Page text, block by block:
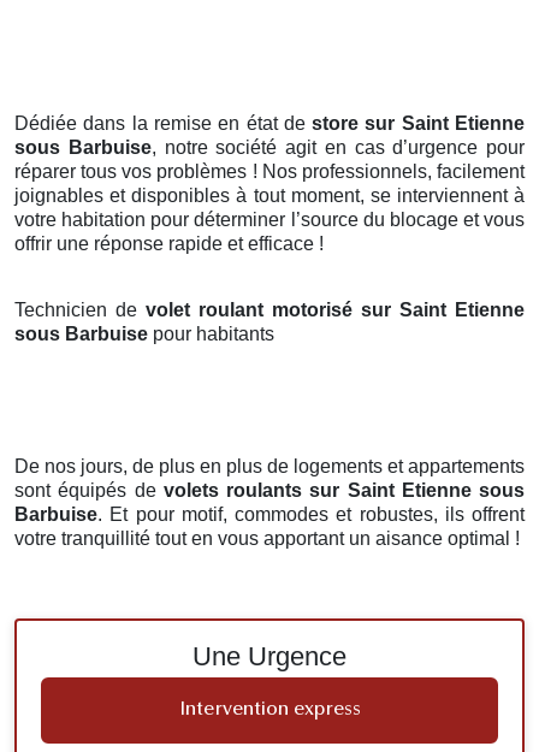
Dédiée dans la remise en état destore sur Saint Etienne
sous Barbuise, notre société agit en cas d’urgence pour
réparer tous vos problèmes ! Nos professionnels, facilement
joignables et disponibles à tout moment, se interviennent à
votre habitation pour déterminer l’source du blocage et vous
offrir une réponse rapide et efficace !
Technicien de volet roulant motorisé sur Saint Etienne
sous Barbuise pour habitants
De nos jours, de plus en plus de logements et appartements
sont équipés de volets roulants sur Saint Etienne sous
Barbuise. Et pour motif, commodes et robustes, ils offrent
votre tranquillité tout en vous apportant un aisance optimal !
Une Urgence
Intervention express